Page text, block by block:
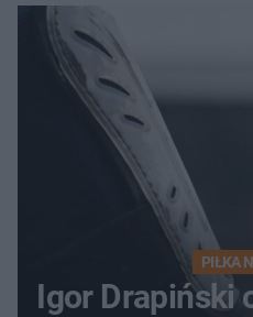
PIŁKA
Igor Drapiński